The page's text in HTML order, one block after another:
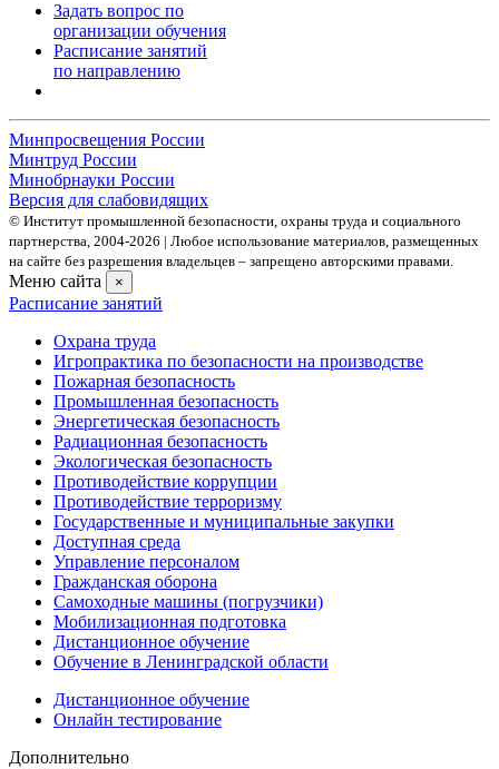
Задать вопрос по
организации обучения
Расписание занятий
по направлению
Минпросвещения России
Минтруд России
Минобрнауки России
Версия для слабовидящих
© Институт промышленной безопасности, охраны труда и социального
партнерства, 2004- 2026 | Любое использование материалов, размещенных
на сайте без разрешения владельцев – запрещено авторскими правами.
Меню сайта ×
Расписание занятий
Охрана труда
Игропрактика по безопасности на производстве
Пожарная безопасность
Промышленная безопасность
Энергетическая безопасность
Радиационная безопасность
Экологическая безопасность
Противодействие коррупции
Противодействие терроризму
Государственные и муниципальные закупки
Доступная среда
Управление персоналом
Гражданская оборона
Самоходные машины (погрузчики)
Мобилизационная подготовка
Дистанционное обучение
Обучение в Ленинградской области
Дистанционное обучение
Онлайн тестирование
Дополнительно